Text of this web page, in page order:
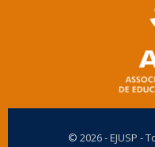
© 2026 - EJUSP -